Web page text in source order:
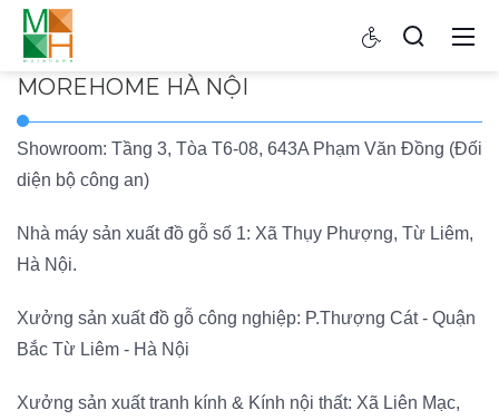
MOREHOME HÀ NỘI
Showroom: Tầng 3, Tòa T6-08, 643A Phạm Văn Đồng (Đối
diện bộ công an)
Nhà máy sản xuất đồ gỗ số 1: Xã Thụy Phượng, Từ Liêm,
Hà Nội.
Xưởng sản xuất đồ gỗ công nghiệp: P.Thượng Cát - Quận
Bắc Từ Liêm - Hà Nội
Xưởng sản xuất tranh kính & Kính nội thất: Xã Liên Mạc,